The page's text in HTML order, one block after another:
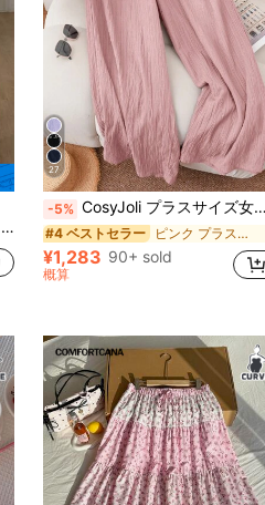
27
-5% CosyJoli プラスサイズ女性 新作春夏 ビジネスカジュアル レディース ビーチ バレンタインデー スタイル ファッション 通勤 エレガントパンツ、ポケットパンツ、ビーチバケーション ラベンダー 大学生 バレンタイン 夏パンツ
#4 ベストセラー ピンク プラスサイズのパンツ
¥1,283 90+ sold
概算